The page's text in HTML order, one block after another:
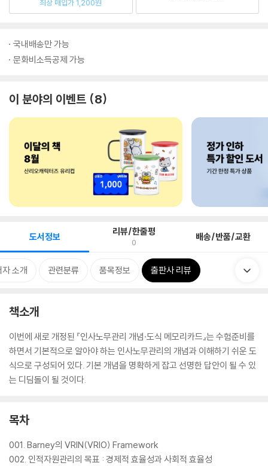
최상 매입가 1,200원
국내배송만 가능
문화비소득공제 가능
이 분야의 이벤트 8
도서정보 리뷰/한줄평
0 배송/반품/교환
자 소개 관련분류 품목정보 출판사 리뷰
책소개
이번에 새로 개정된 『인사노무관리 개념·도식 메모리카드』는 수험준비를
하면서 기본적으로 알아야 하는 인사노무관리의 개념과 이해하기 쉬운 도
식으로 구성되어 있다. 기본 개념을 명확하게 잡고 선명한 답안이 될 수 있
는 디딤돌이 될 것이다.
목차
001. Barney의 VRIN(VRIO) Framework
002. 인적자원관리의 목표 : 경제적 효율성과 사회적 효율성